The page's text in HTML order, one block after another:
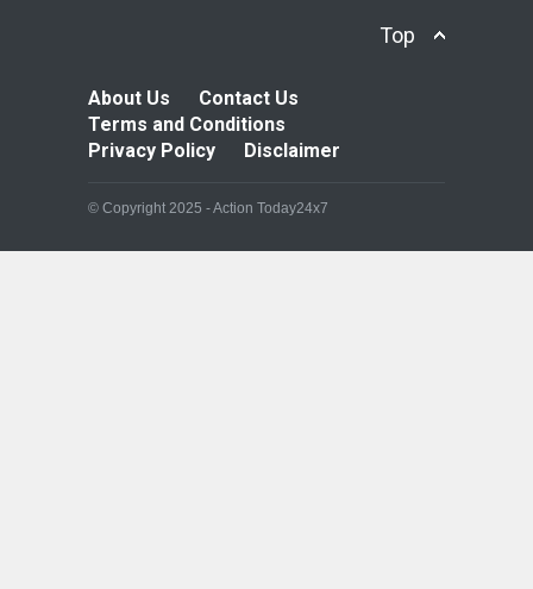
Top
About Us
Contact Us
Terms and Conditions
Privacy Policy
Disclaimer
© Copyright 2025 - Action Today24x7